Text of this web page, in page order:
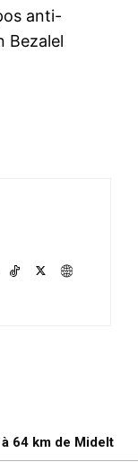
anti-
Bezalel
64 km de Midelt